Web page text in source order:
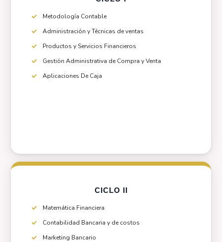
Metodología Contable
Administración y Técnicas de ventas
Productos y Servicios Financieros
Gestión Administrativa de Compra y Venta
Aplicaciones De Caja
CICLO II
Matemática Financiera
Contabilidad Bancaria y de costos
Marketing Bancario